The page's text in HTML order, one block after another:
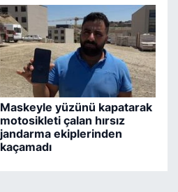
Maskeyle yüzünü kapatarak
motosikleti çalan hırsız
jandarma ekiplerinden
kaçamadı